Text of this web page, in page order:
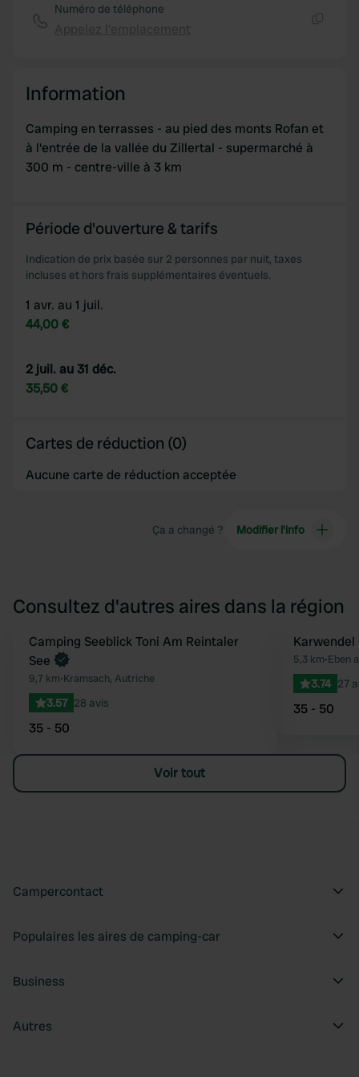
Numéro de téléphone
Information
Camping en terrasses - au pied des monts Rofan et
à l'entrée de la vallée du Zillertal - supermarché à
300 m - centre-ville à 3 km
Période d'ouverture & tarifs
Indication de prix basée sur 2 personnes par nuit, taxes
incluses et hors frais supplémentaires éventuels.
1 avr. au 1 juil.
44,00 €
2 juil. au 31 déc.
35,50 €
Cartes de réduction (0)
Aucune carte de réduction acceptée
Ça a changé ? Modifier l’info
Consultez d'autres aires dans la région
Préféré
Reserve maintenant
Camping Seeblick Toni Am Reintaler
See
9,7 km•Kramsach, Autriche
3.57 28 avis
35 - 50
Karwendel
5,3 km•Eben
3.74 27
35 - 50
Voir tout
Campercontact
Populaires les aires de camping-car
Business
Autres